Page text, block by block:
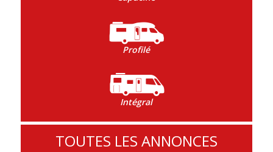
Profilé
Intégral
TOUTES LES ANNONCES